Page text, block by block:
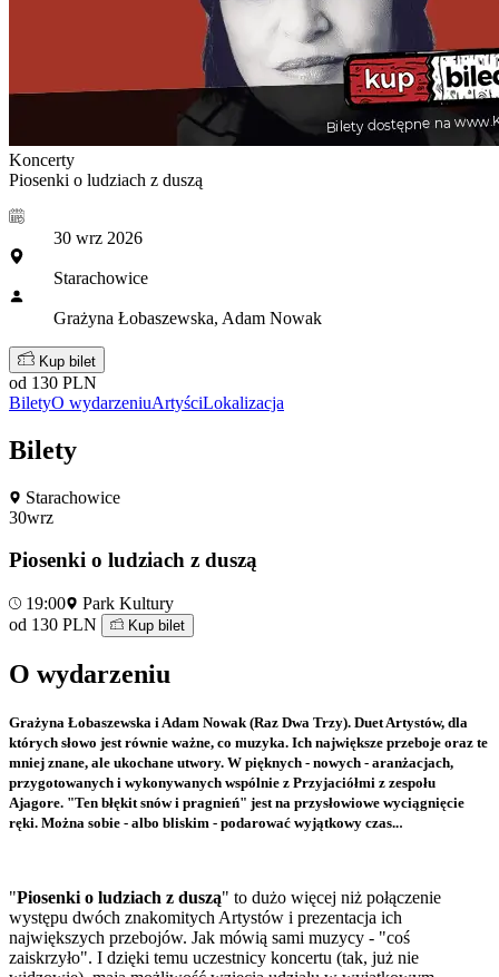
Koncerty
Piosenki o ludziach z duszą
30 wrz 2026
Starachowice
Grażyna Łobaszewska, Adam Nowak
Kup bilet
od 130 PLN
BiletyO wydarzeniuArtyściLokalizacja
Bilety
Starachowice
30wrz
Piosenki o ludziach z duszą
19:00
Park Kultury
od 130 PLN
Kup bilet
O wydarzeniu
Grażyna Łobaszewska i Adam Nowak (Raz Dwa Trzy). Duet Artystów, dla
których słowo jest równie ważne, co muzyka. Ich największe przeboje oraz te
mniej znane, ale ukochane utwory. W pięknych - nowych - aranżacjach,
przygotowanych i wykonywanych wspólnie z Przyjaciółmi z zespołu
Ajagore. "Ten błękit snów i pragnień" jest na przysłowiowe wyciągnięcie
ręki. Można sobie - albo bliskim - podarować wyjątkowy czas...
"Piosenki o ludziach z duszą" to dużo więcej niż połączenie
występu dwóch znakomitych Artystów i prezentacja ich
największych przebojów. Jak mówią sami muzycy - "coś
zaiskrzyło". I dzięki temu uczestnicy koncertu (tak, już nie